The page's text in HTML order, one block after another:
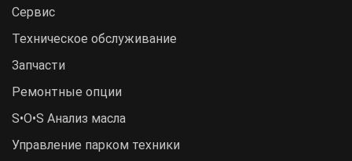
Сервис
Техническое обслуживание
Запчасти
Ремонтные опции
S•O•S Анализ масла
Управление парком техники